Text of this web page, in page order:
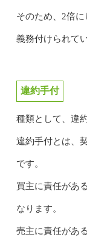
そのため、2倍
義務付けられて
違約手付
種類として、違
違約手付とは、
です。
買主に責任があ
なります。
売主に責任があ